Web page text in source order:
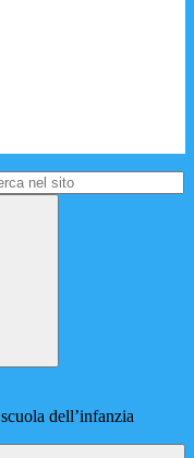
dell’infanzia